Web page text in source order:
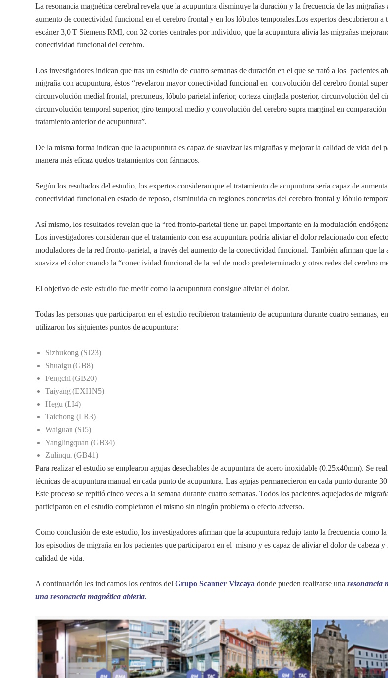
La resonancia magnética cerebral revela que la acupuntura disminuye la duración y la frecuencia de las migrañas
aumento de conectividad funcional en el cerebro frontal y en los lóbulos temporales.Los expertos descubrieron a
escáner 3,0 T Siemens RMI, con 32 cortes centrales por individuo, que la acupuntura alivia las migrañas
conectividad funcional del cerebro.
Los investigadores indican que tras un estudio de cuatro semanas de duración en el que se trató a los pacientes
migraña con acupuntura, éstos “revelaron mayor conectividad funcional en convolución del cerebro frontal
circunvolución medial frontal, precuneus, lóbulo parietal inferior, corteza cinglada posterior, circunvolución del
circunvolución temporal superior, giro temporal medio y convolución del cerebro supra marginal en comparación
tratamiento anterior de acupuntura”.
De la misma forma indican que la acupuntura es capaz de suavizar las migrañas y mejorar la calidad de vida del
manera más eficaz quelos tratamientos con fármacos.
Según los resultados del estudio, los expertos consideran que el tratamiento de acupuntura sería capaz de
conectividad funcional en estado de reposo, disminuida en regiones concretas del cerebro frontal y lóbulo
Así mismo, los resultados revelan que la “red fronto-parietal tiene un papel importante en la modulación
Los investigadores consideran que el tratamiento con esa acupuntura podría aliviar el dolor relacionado con
moduladores de la red fronto-parietal, a través del aumento de la conectividad funcional. También afirman que la
suaviza el dolor cuando la “conectividad funcional de la red de modo predeterminado y otras redes del cerebro
El objetivo de este estudio fue medir como la acupuntura consigue aliviar el dolor.
Todas las personas que participaron en el estudio recibieron tratamiento de acupuntura durante cuatro semanas,
utilizaron los siguientes puntos de acupuntura:
Sizhukong (SJ23)
Shuaigu (GB8)
Fengchi (GB20)
Taiyang (EXHN5)
Hegu (LI4)
Taichong (LR3)
Waiguan (SJ5)
Yanglingquan (GB34)
Zulinqui (GB41)
Para realizar el estudio se emplearon agujas desechables de acupuntura de acero inoxidable (0.25x40mm). Se
técnicas de acupuntura manual en cada punto de acupuntura. Las agujas permanecieron en cada punto durante
Este proceso se repitió cinco veces a la semana durante cuatro semanas. Todos los pacientes aquejados de
participaron en el estudio completaron el mismo sin ningún problema o efecto adverso.
Como conclusión de este estudio, los investigadores afirman que la acupuntura redujo tanto la frecuencia como
los episodios de migraña en los pacientes que participaron en el mismo y es capaz de aliviar el dolor de cabeza y
calidad de vida.
A continuación les indicamos los centros del Grupo Scanner Vizcaya donde pueden realizarse una resonancia
una resonancia magnética abierta.